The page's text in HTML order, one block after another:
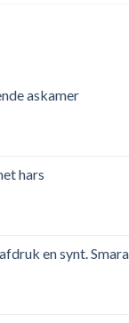
askamer
hars
en synt.